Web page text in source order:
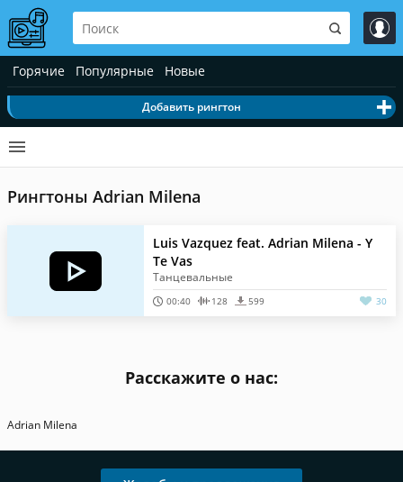
Горячие Популярные Новые
Добавить рингтон
Рингтоны Adrian Milena
Luis Vazquez feat. Adrian Milena - Y
Te Vas
Танцевальные
00:40 128 599 30
Расскажите о нас:
Adrian Milena